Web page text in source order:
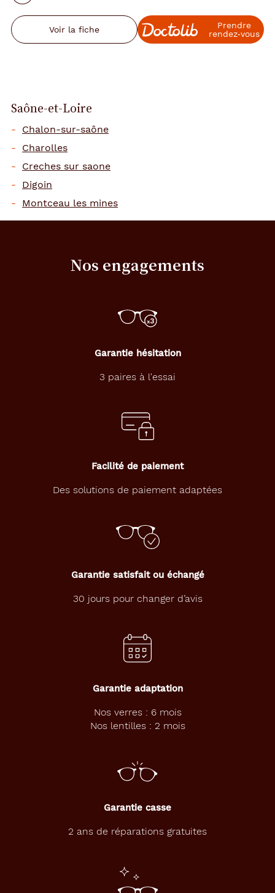
Voir la fiche
Prendre
rendez‑vous
Saône-et-Loire
Chalon-sur-saône
Charolles
Creches sur saone
Digoin
Montceau les mines
Nos engagements
Garantie hésitation
3 paires à l'essai
Facilité de paiement
Des solutions de paiement adaptées
Garantie satisfait ou échangé
30 jours pour changer d’avis
Garantie adaptation
Nos verres : 6 mois
Nos lentilles : 2 mois
Garantie casse
2 ans de réparations gratuites